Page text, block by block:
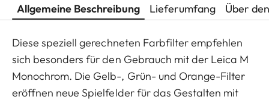
Allgemeine Beschreibung Lieferumfang Über
Diese speziell gerechneten Farbfilter empfehlen
sich besonders für den Gebrauch mit der Leica M
Monochrom. Die Gelb-, Grün- und Orange-Filter
eröffnen neue Spielfelder für das Gestalten mit